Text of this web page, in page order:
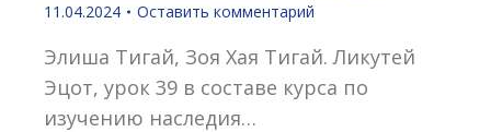
11.04.2024
Оставить комментарий
Элиша Тигай, Зоя Хая Тигай. Ликутей
Эцот, урок 39 в составе курса по
изучению наследия…